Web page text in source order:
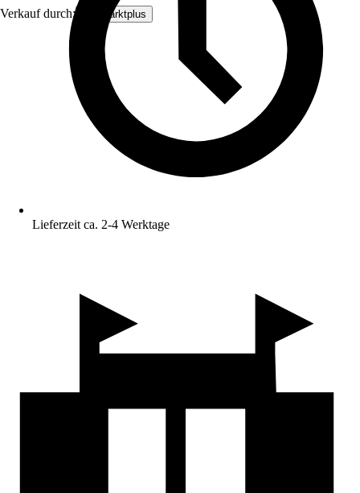
Verkauf durch: Baumarktplus
Lieferzeit ca. 2-4 Werktage